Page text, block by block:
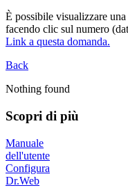
È possibile visualizzare
facendo clic sul numero
Link a questa domanda.
Back
Nothing found
Scopri di più
Manuale
dell'utente
Configura
Dr.Web